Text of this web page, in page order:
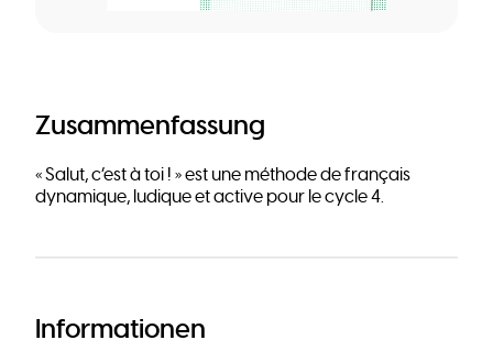
Zusammenfassung
« Salut, c’est à toi ! » est une méthode de français
dynamique, ludique et active pour le cycle 4.
Informationen